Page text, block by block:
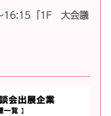
16:15「1F 大会議